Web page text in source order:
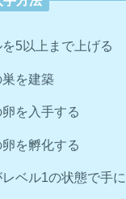
5以上まで上げる
巣を建築
卵を入手する
卵を孵化する
レベル1の状態で手に